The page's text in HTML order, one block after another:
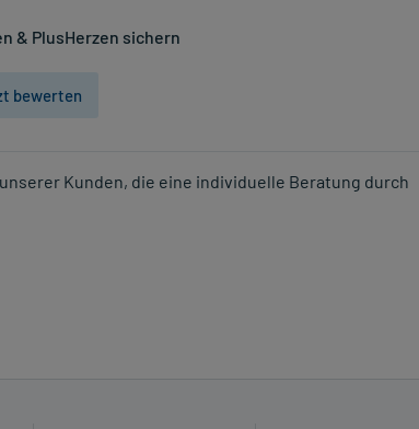
& PlusHerzen sichern
bewerten
Kunden, die eine individuelle Beratung durch